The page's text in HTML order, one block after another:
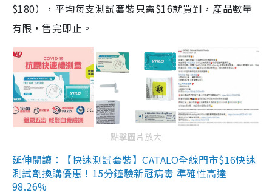
$180），平均每支測試套裝只需$16就買到，產品數量
有限，售完即止。
點擊圖片放大
延伸閱讀：【快速測試套裝】CATALO全線門市$16快速
測試劑換購優惠！15分鐘驗新冠病毒 準確性高達
98.26%